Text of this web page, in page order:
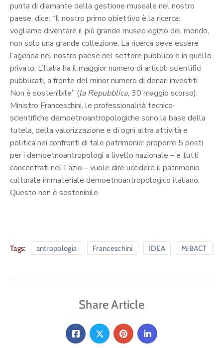
punta di diamante della gestione museale nel nostro
paese, dice: “Il nostro primo obiettivo è la ricerca:
vogliamo diventare il più grande museo egizio del mondo,
non solo una grande collezione. La ricerca deve essere
l’agenda nel nostro paese nel settore pubblico e in quello
privato. L’Italia ha il maggior numero di articoli scientifici
pubblicati, a fronte del minor numero di denari investiti.
Non è sostenibile” (la Repubblica, 30 maggio scorso).
Ministro Franceschini, le professionalità tecnico-
scientifiche demoetnoantropologiche sono la base della
tutela, della valorizzazione e di ogni altra attività e
politica nei confronti di tale patrimonio: proporre 5 posti
per i demoetnoantropologi a livello nazionale – e tutti
concentrati nel Lazio – vuole dire uccidere il patrimonio
culturale immateriale demoetnoantropologico italiano.
Questo non è sostenibile.
Tags: antropologia Franceschini IDEA MiBACT
Share Article